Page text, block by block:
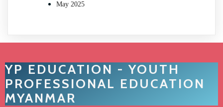
May 2025
YP EDUCATION - YOUTH
PROFESSIONAL EDUCATION
MYANMAR